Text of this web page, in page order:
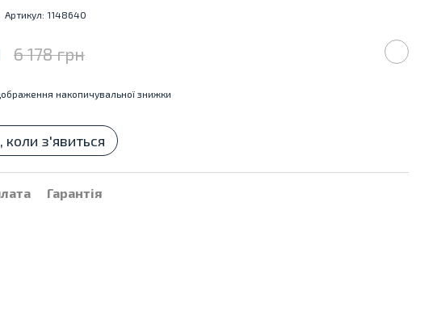
Артикул: 1148640
6 178 грн
накопичувальної знижки
коли з'явиться
Гарантія